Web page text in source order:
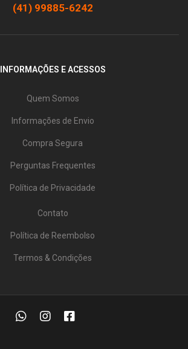
(41) 99885-6242
INFORMAÇÕES E ACESSOS
Quem Somos
Informações de Envio
Compra Segura
Perguntas Frequentes
Política de Privacidade
Contato
Política de Reembolso
Termos & Condições